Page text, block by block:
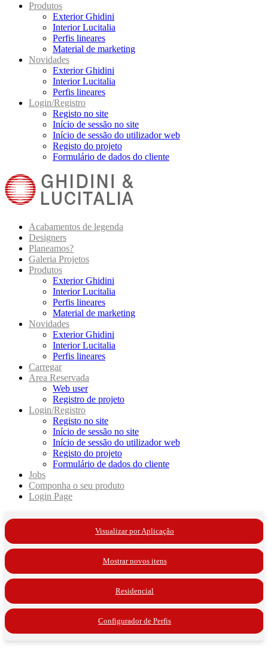
Produtos
Exterior Ghidini
Interior Lucitalia
Perfis lineares
Material de marketing
Novidades
Exterior Ghidini
Interior Lucitalia
Perfis lineares
Login/Registro
Registo no site
Início de sessão no site
Início de sessão do utilizador web
Registo do projeto
Formulário de dados do cliente
Acabamentos de legenda
Designers
Planeamos?
Galeria Projetos
Produtos
Exterior Ghidini
Interior Lucitalia
Perfis lineares
Material de marketing
Novidades
Exterior Ghidini
Interior Lucitalia
Perfis lineares
Carregar
Area Reservada
Web user
Registro de projeto
Login/Registro
Registo no site
Início de sessão no site
Início de sessão do utilizador web
Registo do projeto
Formulário de dados do cliente
Jobs
Componha o seu produto
Login Page
Visualizar por Aplicação
Mostrar novos itens
Residencial
Configurador de Perfis